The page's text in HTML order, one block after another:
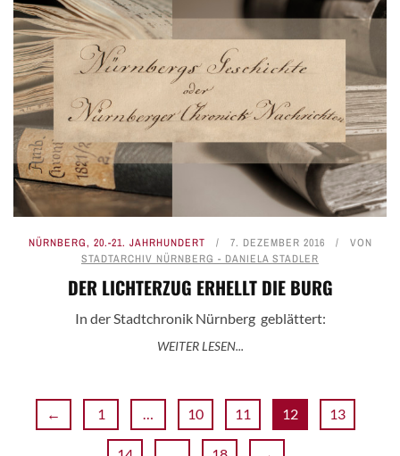
NÜRNBERG, 20.-21. JAHRHUNDERT 7. DEZEMBER 2016
VON
STADTARCHIV NÜRNBERG - DANIELA STADLER
DER LICHTERZUG ERHELLT DIE BURG
In der Stadtchronik Nürnberg geblättert:
WEITER LESEN...
← 1 … 10 11 12 13